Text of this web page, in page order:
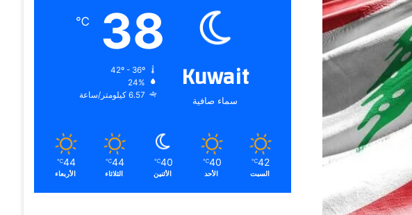
Kuwait
سماء صافية
38
℃
24%
6.57 كيلومتر/ساعة
42
℃
السبت
40
℃
الأحد
40
℃
الأثنين
44
℃
الثلاثاء
44
℃
الأربعاء